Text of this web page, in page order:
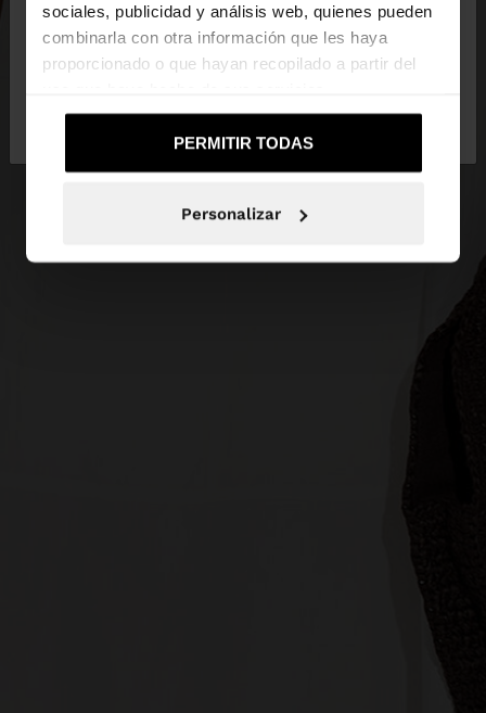
sociales, publicidad y análisis web, quienes pueden
combinarla con otra información que les haya
proporcionado o que hayan recopilado a partir del
PERMITIR TODAS
Personalizar
la web de United States?